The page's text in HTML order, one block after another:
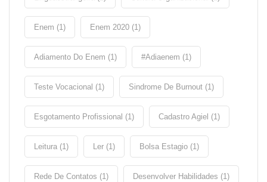
Enem (1) Enem 2020 (1)
Adiamento Do Enem (1) #adiaenem (1)
Teste Vocacional (1) Sindrome De Burnout (1)
Esgotamento Profissional (1) Cadastro Agiel (1)
Leitura (1) Ler (1) Bolsa Estagio (1)
Rede De Contatos (1) Desenvolver Habilidades (1)